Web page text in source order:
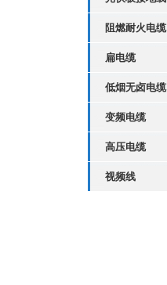
阻燃耐火电缆
扁电缆
低烟无卤电缆
变频电缆
高压电缆
视频线